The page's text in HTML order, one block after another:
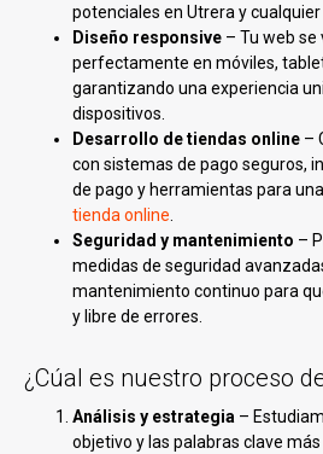
potenciales en Utrera y
Diseño responsive – Tu web
perfectamente en móviles,
garantizando una experiencia
dispositivos.
Desarrollo de tiendas online –
con sistemas de pago seguros,
de pago y herramientas para
tienda online.
Seguridad y mantenimiento –
medidas de seguridad
mantenimiento continuo para
y libre de errores.
¿Cúal es nuestro proceso
Análisis y estrategia –
objetivo y las palabras clave